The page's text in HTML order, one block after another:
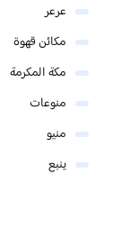
عرعر
مكائن قهوة
مكة المكرمة
منوعات
منيو
ينبع